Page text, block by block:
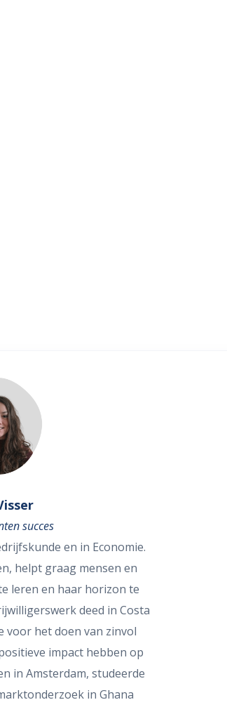
succes
en in Economie.
helpt graag mensen en
leren en haar horizon te
deed in Costa
voor het doen van zinvol
impact hebben op
in Amsterdam, studeerde
in Ghana